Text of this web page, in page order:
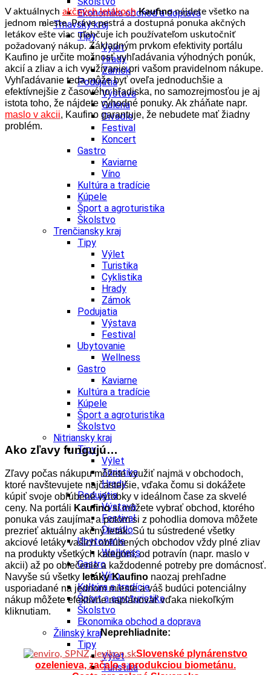
Ekonomika obchod a doprava
Trnavský kraj
Tipy
Výlet
Hrady
Zámok
Podujatia
Výstava
Galéria
Divadlo
Festival
Koncert
Gastro
Kaviarne
Víno
Kultúra a tradície
Kúpele
Šport a agroturistika
Školstvo
Trenčiansky kraj
Tipy
Výlet
Turistika
Cyklistika
Hrady
Zámok
Podujatia
Výstava
Festival
Ubytovanie
Wellness
Gastro
Kaviarne
Kultúra a tradície
Kúpele
Šport a agroturistika
Školstvo
Nitriansky kraj
Tipy
Výlet
Turistika
Hrady
Podujatia
Výstava
Festival
Divadlo
Ubytovanie
Wellness
Gastro
Víno
Kultúra a tradície
Šport a agroturistika
Školstvo
Ekonomika obchod a doprava
Žilinský kraj
Tipy
Výlet
Turistika
V aktuálnych akčných letákoch Kaufinonájdete všetko na
jednom mieste. Práve pestrá a dostupná ponuka akčných
letákov ešte viac uľahčuje ich používateľom uskutočniť
požadovaný nákup. Základným prvkom efektivity portálu
Kaufino je určite možnosť vyhľadávania výhodných ponúk,
akcií a zliav a ich využívanie pri vašom pravidelnom nákupe.
Vyhľadávanie teda môže byť oveľa jednoduchšie a
efektívnejšie z časového hľadiska, no samozrejmosťou je aj
istota toho, že nájdete výhodné ponuky. Ak zháňate napr.
maslo v akcii, Kaufino garantuje, že nebudete mať žiadny
problém.
Ako zľavy fungujú…
Zľavy počas nákupu môžete využiť najmä v obchodoch,
ktoré navštevujete najčastejšie, vďaka čomu si dokážete
kúpiť svoje obľúbené výrobky v ideálnom čase za skvelé
ceny. Na portáli Kaufinosi môžete vybrať obchod, ktorého
ponuka vás zaujíma, a potom si z pohodlia domova môžete
prezrieť aktuálny akčný leták. Sú tu sústredené všetky
akciové letáky vašich obľúbených obchodov vždy plné zliav
na produkty všetkých kategórií; od potravín (napr. maslo v
akcii) až po oblečenie a každodenné potreby pre domácnosť.
Navyše sú všetky letáky Kaufino naozaj prehľadne
usporiadané na jednom mieste a váš budúci potenciálny
nákup môžete efektívne naplánovať vďaka niekoľkým
kliknutiam.
Neprehliadnite:
Slovenské plynárenstvo
ozelenieva, začalo s produkciou biometánu.